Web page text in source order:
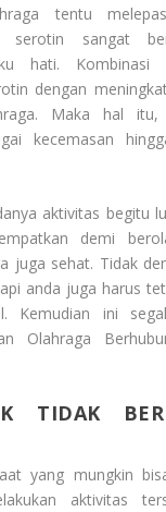
tentu
serotin sangat
hati. Kombinasi
dengan
Maka hal
kecemasan
aktivitas begitu
demi
juga sehat. Tidak
anda juga harus
Kemudian ini
Olahraga
TIDAK
yang mungkin
aktivitas